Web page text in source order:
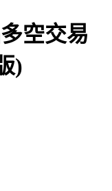
空交易
)